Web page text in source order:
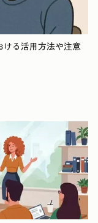
ける活用方法や注意